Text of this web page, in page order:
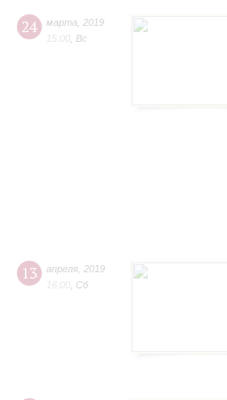
24 марта
2019
15:00 Вс
13 апреля 2019
16:00 Сб